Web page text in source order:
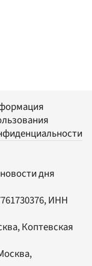
дня
ИНН
Коптевская
,